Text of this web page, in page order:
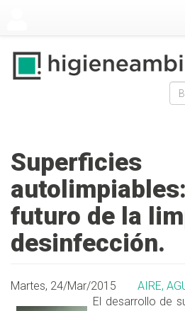
Superficies
futuro de la
desinfección.
Martes, 24/Mar/2015
AIRE,
El desarrollo de